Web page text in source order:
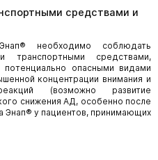
средствами и
необходимо соблюдать
транспортными средствами,
опасными видами
концентрации внимания и
(возможно развитие
снижения АД, особенно после
Энап® у пациентов, принимающих